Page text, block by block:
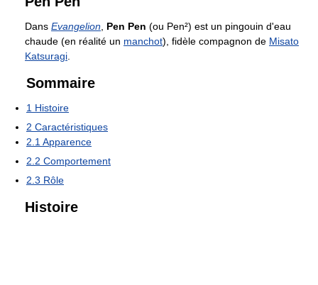
Dans Evangelion Pen Pen (ou Pen²) est un pingouin d'eau
chaude (en réalité un manchot), fidèle compagnon de Misato
Katsuragi
Sommaire
1 Histoire
2 Caractéristiques
2.1 Apparence
2.2 Comportement
2.3 Rôle
Histoire